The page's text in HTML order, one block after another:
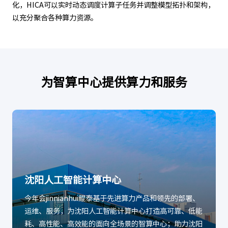
化，HICA可以实时动态调度计算子任务并调整模型拓扑和架构，
以充分聚合各种算力资源。
为智算中心提供算力和服务
沈阳人工智能计算中心
今年会jinnianhui鲲泰基于先进算力产品和领先的部署、
运维、服务，为沈阳人工智能计算中心打造高可靠、低能
耗、高性能、高效能的面向全场景的智算中心；助力沈阳